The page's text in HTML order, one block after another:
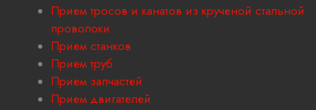
Прием тросов и канатов из крученой стальной
проволоки
Прием станков
Прием труб
Прием запчастей
Прием двигателей